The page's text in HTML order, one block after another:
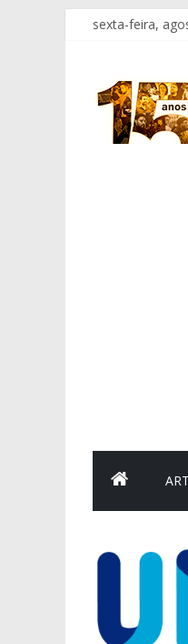
Pular
conteúdo
sexta-feira,
São